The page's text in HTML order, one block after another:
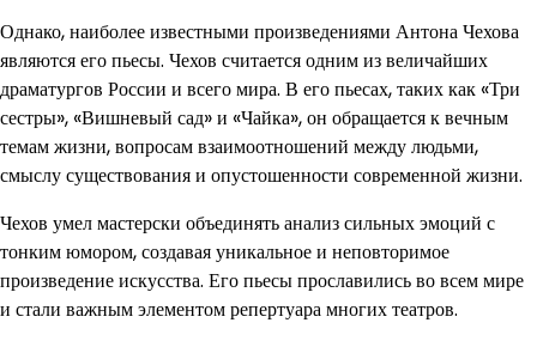
Однако, наиболее известными произведениями Антона Чехова
являются его пьесы. Чехов считается одним из величайших
драматургов России и всего мира. В его пьесах, таких как «Три
сестры», «Вишневый сад» и «Чайка», он обращается к вечным
темам жизни, вопросам взаимоотношений между людьми,
смыслу существования и опустошенности современной жизни.
Чехов умел мастерски объединять анализ сильных эмоций с
тонким юмором, создавая уникальное и неповторимое
произведение искусства. Его пьесы прославились во всем мире
и стали важным элементом репертуара многих театров.